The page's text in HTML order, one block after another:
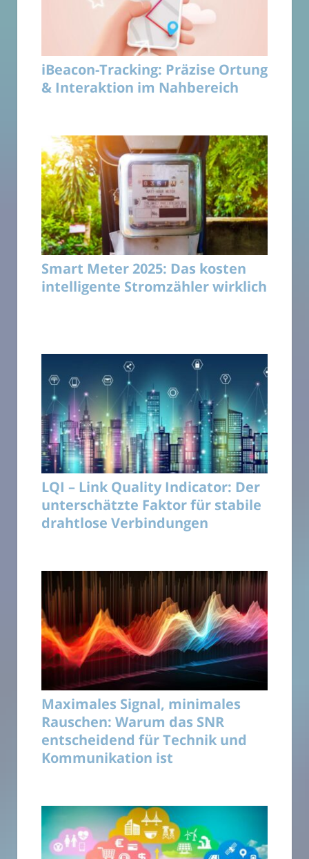
iBeacon-Tracking: Präzise Ortung
& Interaktion im Nahbereich
Smart Meter 2025: Das kosten
intelligente Stromzähler wirklich
LQI – Link Quality Indicator: Der
unterschätzte Faktor für stabile
drahtlose Verbindungen
Maximales Signal, minimales
Rauschen: Warum das SNR
entscheidend für Technik und
Kommunikation ist